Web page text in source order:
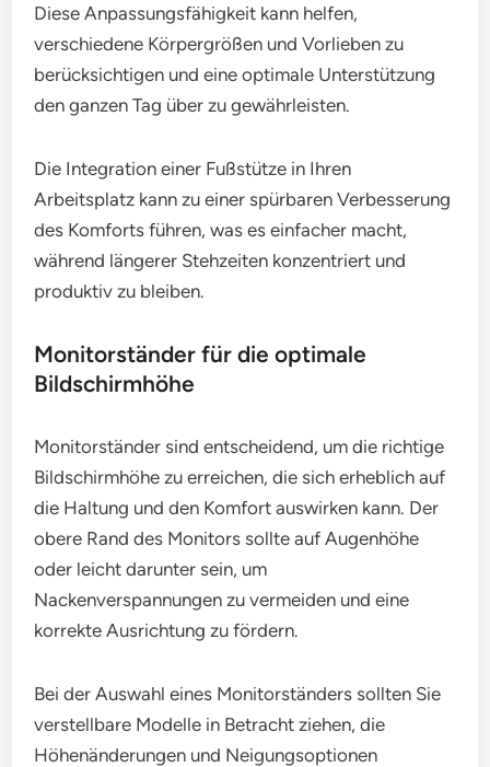
Diese Anpassungsfähigkeit kann helfen,
verschiedene Körpergrößen und Vorlieben zu
berücksichtigen und eine optimale Unterstützung
den ganzen Tag über zu gewährleisten.
Die Integration einer Fußstütze in Ihren
Arbeitsplatz kann zu einer spürbaren Verbesserung
des Komforts führen, was es einfacher macht,
während längerer Stehzeiten konzentriert und
produktiv zu bleiben.
Monitorständer für die optimale
Bildschirmhöhe
Monitorständer sind entscheidend, um die richtige
Bildschirmhöhe zu erreichen, die sich erheblich auf
die Haltung und den Komfort auswirken kann. Der
obere Rand des Monitors sollte auf Augenhöhe
oder leicht darunter sein, um
Nackenverspannungen zu vermeiden und eine
korrekte Ausrichtung zu fördern.
Bei der Auswahl eines Monitorständers sollten Sie
verstellbare Modelle in Betracht ziehen, die
Höhenänderungen und Neigungsoptionen